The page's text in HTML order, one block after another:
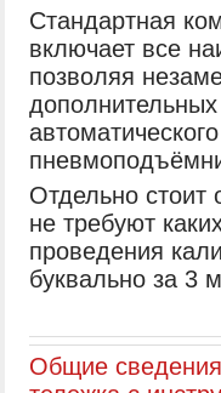
Стандартная
включает все
позволяя
Отдельно стоит
не требуют
проведения
буквально за 3
Общие